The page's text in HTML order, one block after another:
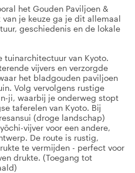
het Gouden Paviljoen &
je keuze ga je dit allemaal
geschiedenis en de lokale
tuinarchitectuur van Kyoto.
vijvers en verzorgde
het bladgouden paviljoen
Volg vervolgens rustige
ji, waarbij je onderweg stopt
taferelen van Kyoto. Bij
(droge landschap)
vijver voor een andere,
De route is rustig,
te vermijden - perfect voor
drukte. (Toegang tot